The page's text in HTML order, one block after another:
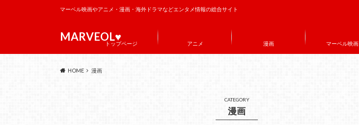
MARVEOL♥️
マーベル映画やアニメ・漫画・海外ドラマなどエンタメ情報の総合サイト
トップページ アニメ 漫画 マーベル映画
HOME 漫画
CATEGORY
漫画